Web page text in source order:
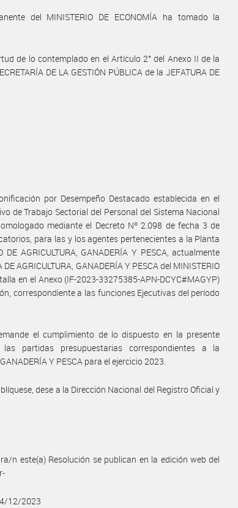
del MINISTERIO DE ECONOMÍA ha tomado la
de lo contemplado en el Artículo 2° del Anexo II de la
DE LA GESTIÓN PÚBLICA de la JEFATURA DE
por Desempeño Destacado establecida en el
de Trabajo Sectorial del Personal del Sistema Nacional
mediante el Decreto Nº 2.098 de fecha 3 de
para las y los agentes pertenecientes a la Planta
AGRICULTURA, GANADERÍA Y PESCA, actualmente
AGRICULTURA, GANADERÍA Y PESCA del MINISTERIO
en el Anexo (IF-2023-33275385-APN-DCYC#MAGYP)
correspondiente a las funciones Ejecutivas del período
el cumplimiento de lo dispuesto en la presente
partidas presupuestarias correspondientes a la
Y PESCA para el ejercicio 2023.
dese a la Dirección Nacional del Registro Oficial y
n este(a) Resolución se publican en la edición web del
12/2023